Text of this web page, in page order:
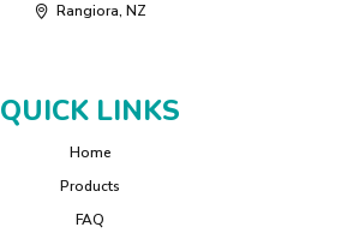
Rangiora, NZ
QUICK LINKS
Home
Products
FAQ